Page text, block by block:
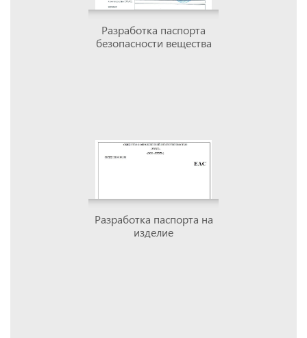
Разработка паспорта
безопасности вещества
Разработка паспорта на
изделие